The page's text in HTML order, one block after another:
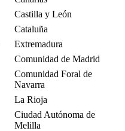
Castilla y León
Cataluña
Extremadura
Comunidad de Madrid
Comunidad Foral de
Navarra
La Rioja
Ciudad Autónoma de
Melilla